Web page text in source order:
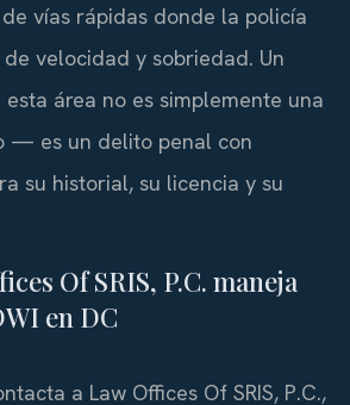
vías rápidas donde la policía
velocidad y sobriedad. Un
área no es simplemente una
— es un delito penal con
su historial, su licencia y su
Of SRIS, P.C. maneja
en DC
a Law Offices Of SRIS, P.C.,